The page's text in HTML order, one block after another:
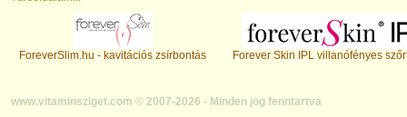
ForeverSlim.hu - kavitációs zsírbontás Forever Skin IPL villanófényes
www.vitaminsziget.com © 2007-2026 - Minden jog fenntartva